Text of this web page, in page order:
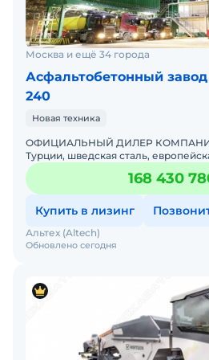
Москва и ещё 34 города
Асфальтобетонный завод
240
Новая техника
ОФИЦИАЛЬНЫЙ ДИЛЕР
Турции, шведская сталь,
поставки любых элементов (от 1
168 430
Купить в лизинг
Обновлено сегодня
Альтех (Altech)